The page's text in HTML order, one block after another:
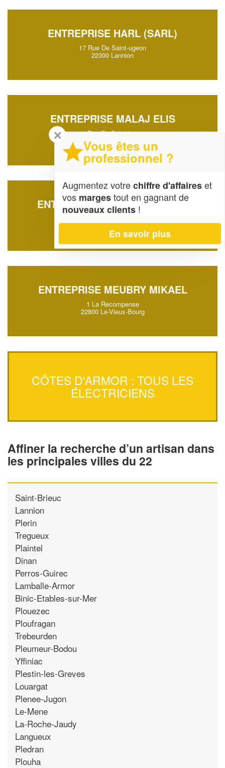
ENTREPRISE HARL (SARL)
17 Rue De Saint-ugeon
22300 Lannion
ENTREPRISE MALAJ ELIS
1 Rue De Saint-jouan
22000 Saint-Brieuc
ENTREPRISE SALLIOT STEVEN
22000 Saint-Brieuc
ENTREPRISE MEUBRY MIKAEL
1 La Recompense
22800 Le-Vieux-Bourg
CÔTES D'ARMOR : TOUS LES
ÉLECTRICIENS
Affiner la recherche d’un artisan dans
les principales villes du 22
Saint-Brieuc
Lannion
Plerin
Tregueux
Plaintel
Dinan
Perros-Guirec
Lamballe-Armor
Binic-Etables-sur-Mer
Plouezec
Ploufragan
Trebeurden
Pleumeur-Bodou
Yffiniac
Plestin-les-Greves
Louargat
Plenee-Jugon
Le-Mene
La-Roche-Jaudy
Langueux
Pledran
Plouha
✕
Vous êtes un
professionnel ?
Augmentez votrechiffre d'affaireset
vos margestout en gagnant de
nouveaux clients !
En savoir plus